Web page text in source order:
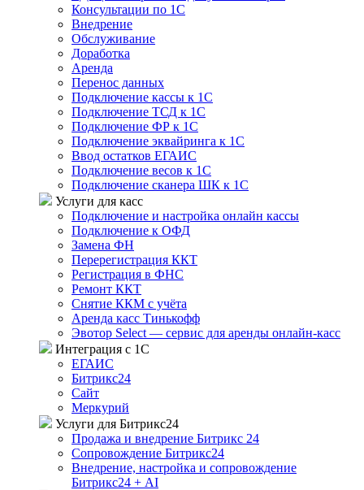
Консультации по 1С
Внедрение
Обслуживание
Доработка
Аренда
Перенос данных
Подключение кассы к 1С
Подключение ТСД к 1С
Подключение ФР к 1С
Подключение эквайринга к 1С
Ввод остатков ЕГАИС
Подключение весов к 1С
Подключение сканера ШК к 1С
Услуги для касс
Подключение и настройка онлайн кассы
Подключение к ОФД
Замена ФН
Перерегистрация ККТ
Регистрация в ФНС
Ремонт ККТ
Снятие ККМ с учёта
Аренда касс Тинькофф
Эвотор Select — сервис для аренды онлайн-касс
Интеграция с 1С
ЕГАИС
Битрикс24
Сайт
Меркурий
Услуги для Битрикс24
Продажа и внедрение Битрикс 24
Сопровождение Битрикс24
Внедрение, настройка и сопровождение
Битрикс24 + AI